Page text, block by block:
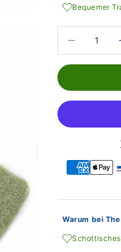
Bequemer
Warum bei